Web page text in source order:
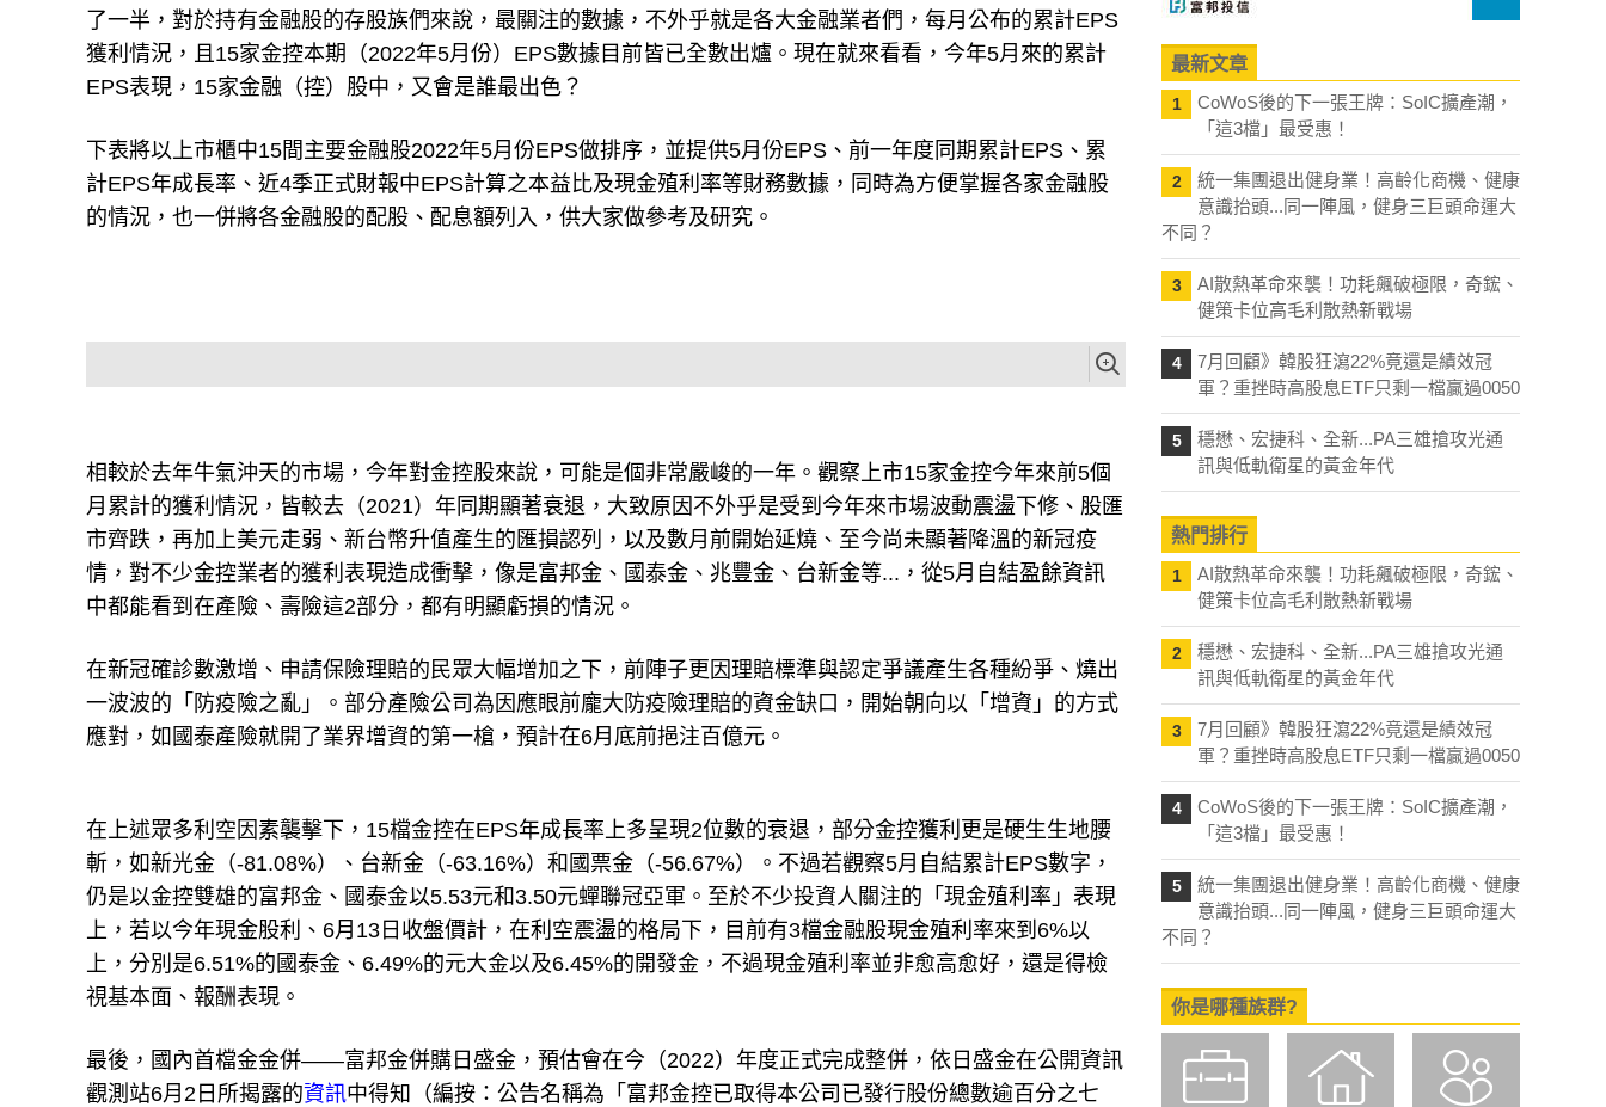
了一半，對於持有金融股的存股族們來說，最關注的數據，不外乎就是各大金融業者們，每月公布的累計EPS
獲利情況，且15家金控本期（2022年5月份）EPS數據目前皆已全數出爐。現在就來看看，今年5月來的累計
EPS表現，15家金融（控）股中，又會是誰最出色？
下表將以上市櫃中15間主要金融股2022年5月份EPS做排序，並提供5月份EPS、前一年度同期累計EPS、累
計EPS年成長率、近4季正式財報中EPS計算之本益比及現金殖利率等財務數據，同時為方便掌握各家金融股
的情況，也一併將各金融股的配股、配息額列入，供大家做參考及研究。
相較於去年牛氣沖天的市場，今年對金控股來說，可能是個非常嚴峻的一年。觀察上市15家金控今年來前5個
月累計的獲利情況，皆較去（2021）年同期顯著衰退，大致原因不外乎是受到今年來市場波動震盪下修、股匯
市齊跌，再加上美元走弱、新台幣升值產生的匯損認列，以及數月前開始延燒、至今尚未顯著降溫的新冠疫
情，對不少金控業者的獲利表現造成衝擊，像是富邦金、國泰金、兆豐金、台新金等...，從5月自結盈餘資訊
中都能看到在產險、壽險這2部分，都有明顯虧損的情況。
在新冠確診數激增、申請保險理賠的民眾大幅增加之下，前陣子更因理賠標準與認定爭議產生各種紛爭、燒出
一波波的「防疫險之亂」。部分產險公司為因應眼前龐大防疫險理賠的資金缺口，開始朝向以「增資」的方式
應對，如國泰產險就開了業界增資的第一槍，預計在6月底前挹注百億元。
在上述眾多利空因素襲擊下，15檔金控在EPS年成長率上多呈現2位數的衰退，部分金控獲利更是硬生生地腰
斬，如新光金（-81.08%）、台新金（-63.16%）和國票金（-56.67%）。不過若觀察5月自結累計EPS數字，
仍是以金控雙雄的富邦金、國泰金以5.53元和3.50元蟬聯冠亞軍。至於不少投資人關注的「現金殖利率」表現
上，若以今年現金股利、6月13日收盤價計，在利空震盪的格局下，目前有3檔金融股現金殖利率來到6%以
上，分別是6.51%的國泰金、6.49%的元大金以及6.45%的開發金，不過現金殖利率並非愈高愈好，還是得檢
視基本面、報酬表現。
最後，國內首檔金金併——富邦金併購日盛金，預估會在今（2022）年度正式完成整併，依日盛金在公開資訊
觀測站6月2日所揭露的資訊中得知（編按：公告名稱為「富邦金控已取得本公司已發行股份總數逾百分之七
最新文章
1
CoWoS後的下一張王牌：SoIC擴產潮，
「這3檔」最受惠！
2
統一集團退出健身業！高齡化商機、健康
意識抬頭...同一陣風，健身三巨頭命運大
不同？
3
AI散熱革命來襲！功耗飆破極限，奇鋐、
健策卡位高毛利散熱新戰場
4
7月回顧》韓股狂瀉22%竟還是績效冠
軍？重挫時高股息ETF只剩一檔贏過0050
5
穩懋、宏捷科、全新...PA三雄搶攻光通
訊與低軌衛星的黃金年代
熱門排行
1
AI散熱革命來襲！功耗飆破極限，奇鋐、
健策卡位高毛利散熱新戰場
2
穩懋、宏捷科、全新...PA三雄搶攻光通
訊與低軌衛星的黃金年代
3
7月回顧》韓股狂瀉22%竟還是績效冠
軍？重挫時高股息ETF只剩一檔贏過0050
4
CoWoS後的下一張王牌：SoIC擴產潮，
「這3檔」最受惠！
5
統一集團退出健身業！高齡化商機、健康
意識抬頭...同一陣風，健身三巨頭命運大
不同？
你是哪種族群?